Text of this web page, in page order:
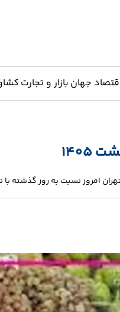
جهان بازار و تجارت
امروز نسبت به روز گذشته